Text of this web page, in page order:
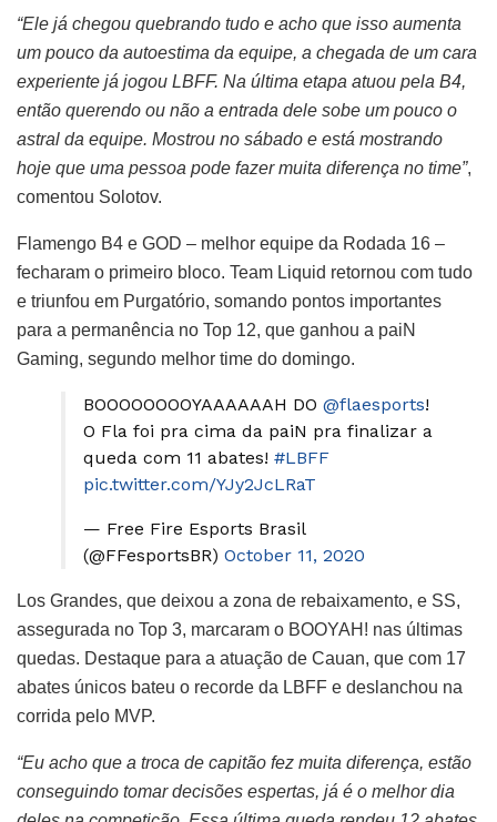
“Ele já chegou quebrando tudo e acho que isso aumenta
um pouco da autoestima da equipe, a chegada de um cara
experiente já jogou LBFF. Na última etapa atuou pela B4,
então querendo ou não a entrada dele sobe um pouco o
astral da equipe. Mostrou no sábado e está mostrando
hoje que uma pessoa pode fazer muita diferença no time”,
comentou Solotov.
Flamengo B4 e GOD – melhor equipe da Rodada 16 –
fecharam o primeiro bloco. Team Liquid retornou com tudo
e triunfou em Purgatório, somando pontos importantes
para a permanência no Top 12, que ganhou a paiN
Gaming, segundo melhor time do domingo.
BOOOOOOOOYAAAAAAH DO @flaesports!
O Fla foi pra cima da paiN pra finalizar a
queda com 11 abates! #LBFF
pic.twitter.com/YJy2JcLRaT
— Free Fire Esports Brasil
(@FFesportsBR) October 11, 2020
Los Grandes, que deixou a zona de rebaixamento, e SS,
assegurada no Top 3, marcaram o BOOYAH! nas últimas
quedas. Destaque para a atuação de Cauan, que com 17
abates únicos bateu o recorde da LBFF e deslanchou na
corrida pelo MVP.
“Eu acho que a troca de capitão fez muita diferença, estão
conseguindo tomar decisões espertas, já é o melhor dia